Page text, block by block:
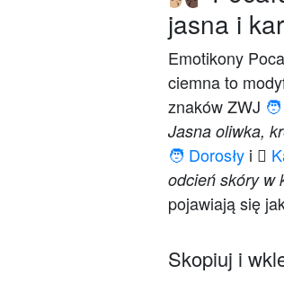
jasna i
Emotikony
ciemna to
znaków ZWJ
Jasna oliwka,
🧑 Dorosły i
odcień skóry w
pojawiają się
Skopiuj i